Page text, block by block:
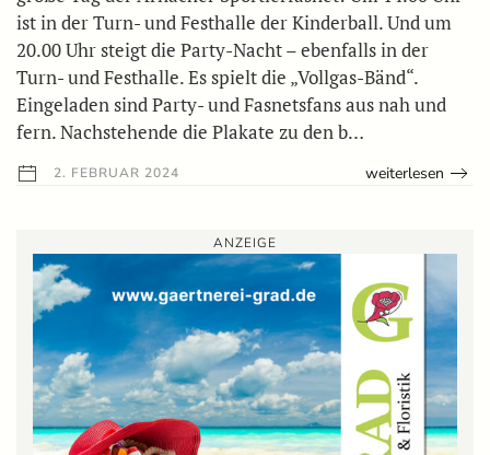
ist in der Turn- und Festhalle der Kinderball. Und um
20.00 Uhr steigt die Party-Nacht – ebenfalls in der
Turn- und Festhalle. Es spielt die „Vollgas-Bänd“.
Eingeladen sind Party- und Fasnetsfans aus nah und
fern. Nachstehende die Plakate zu den b…
2. FEBRUAR 2024 weiterlesen
ANZEIGE